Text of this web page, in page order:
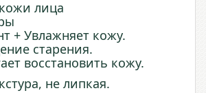
лица
+ Увлажняет кожу.
старения.
восстановить кожу.
не липкая.